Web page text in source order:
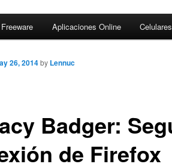
Freeware Aplicaciones Online Celulares
Badger:
de Firefox
26, 2014 by Lennuc